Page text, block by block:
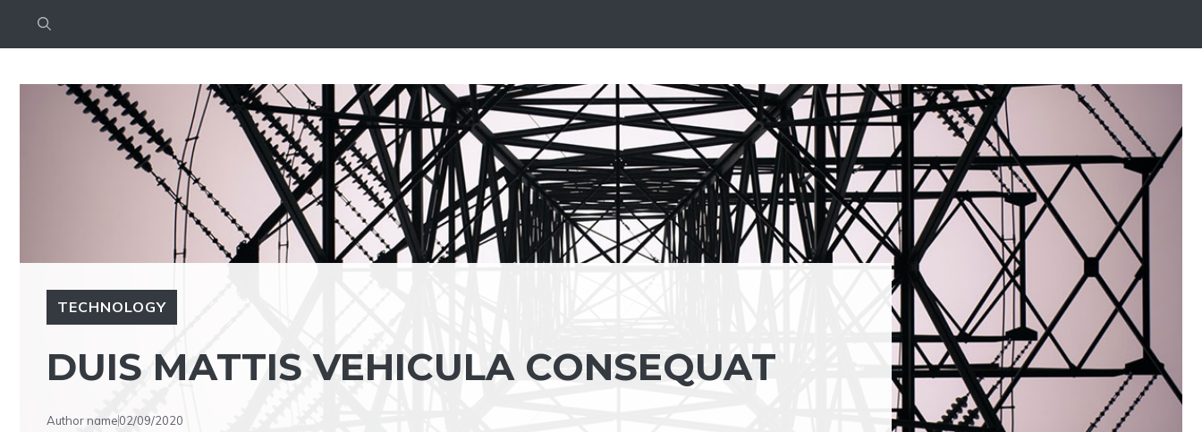
TECHNOLOGY
DUIS MATTIS VEHICULA CONSEQUAT
Author name02/09/2020